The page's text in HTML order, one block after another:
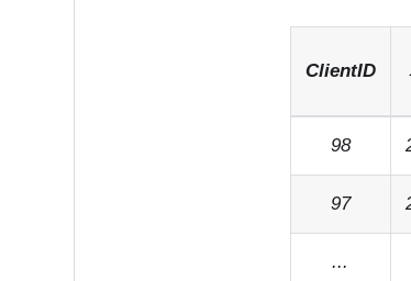
ClientID
98
97
...